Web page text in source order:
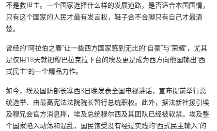
不是救世主。一个国家选择什么样的发展道路，是否适合本国国情，
只有这个国家的人民才最有发言权，鞋子合不合脚只有自己才最清
楚。
曾经的“阿拉伯之春”让一些西方国家感到无比的“自豪”与“荣耀”，尤其
是仅用18天就把穆巴拉克拉下台的埃及更是成为西方向他国输出“西
式民主”的一个精品力作。
如今，埃及国防部长塞西3日晚发表全国电视讲话，宣布提前举行总
统选举、由最高宪法法院院长暂行总统职权。此外，据法新社援引埃
及穆兄会官方消息称，埃及总统穆尔西及其团队已经被软禁。埃及整
个国家陷入动荡和混乱，国民饱受没有经过实践的“西式民主输入”的